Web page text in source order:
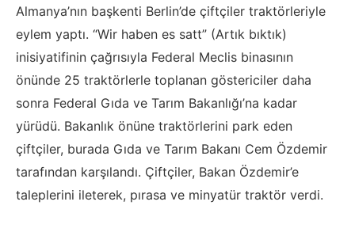
Almanya’nın başkenti Berlin’de çiftçiler traktörleriyle
eylem yaptı. “Wir haben es satt” (Artık bıktık)
inisiyatifinin çağrısıyla Federal Meclis binasının
önünde 25 traktörlerle toplanan göstericiler daha
sonra Federal Gıda ve Tarım Bakanlığı’na kadar
yürüdü. Bakanlık önüne traktörlerini park eden
çiftçiler, burada Gıda ve Tarım Bakanı Cem Özdemir
tarafından karşılandı. Çiftçiler, Bakan Özdemir’e
taleplerini ileterek, pırasa ve minyatür traktör verdi.